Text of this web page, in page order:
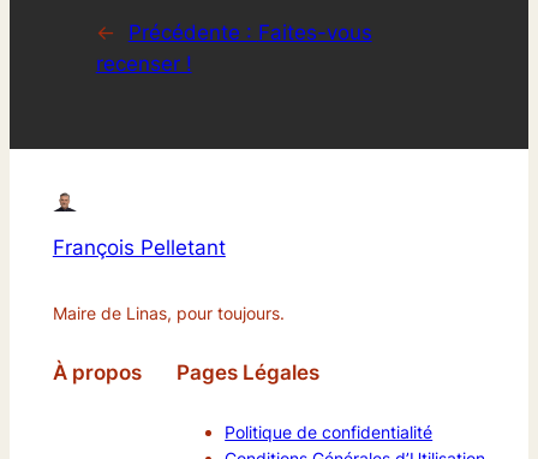
← Précédente : Faites-vous
recenser !
François Pelletant
Maire de Linas, pour toujours.
À propos Pages Légales
Politique de confidentialité